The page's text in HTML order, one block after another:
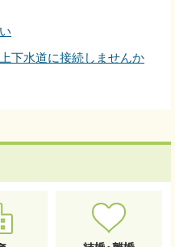
下水道に接続しませんか